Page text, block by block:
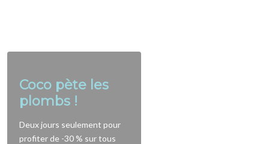
Coco pète les
plombs !
Deux jours seulement pour
profiter de -30 % sur tous